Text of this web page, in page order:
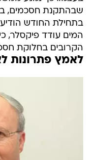
בתחילת החודש
המים עודד פיקסלר,
הקרובים בחלוקת
לאמץ פתרונות